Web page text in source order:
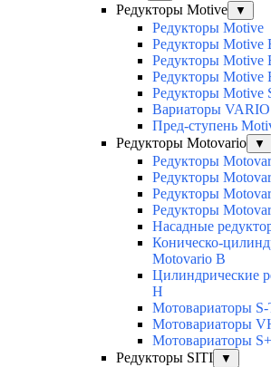
Редукторы Motive ▼
Редукторы Motive
Редукторы Motive
Редукторы Motive
Редукторы Motive
Редукторы Motive
Вариаторы VARIO
Пред-ступень
Редукторы Motovario
▼
Редукторы
Редукторы
Редукторы
Редукторы
Насадные
Коническо-
Motovario B
Цилиндрические
H
Мотовариаторы
Мотовариаторы
Мотовариаторы
Редукторы SITI
▼